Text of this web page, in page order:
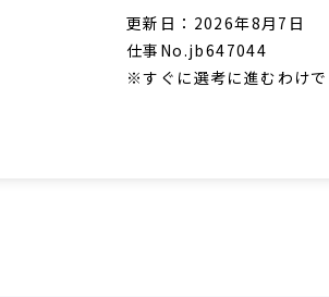
更新日：2026年8月7日
仕事No.jb647044
※すぐに選考に進むわけ